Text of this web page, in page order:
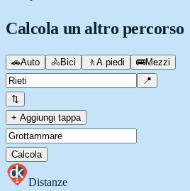
Calcola un altro percorso
🚗Auto 🚴Bici 🚶 A piedi 🚌Mezzi
📍
⇅
+ Aggiungi tappa
Calcola
Distanze